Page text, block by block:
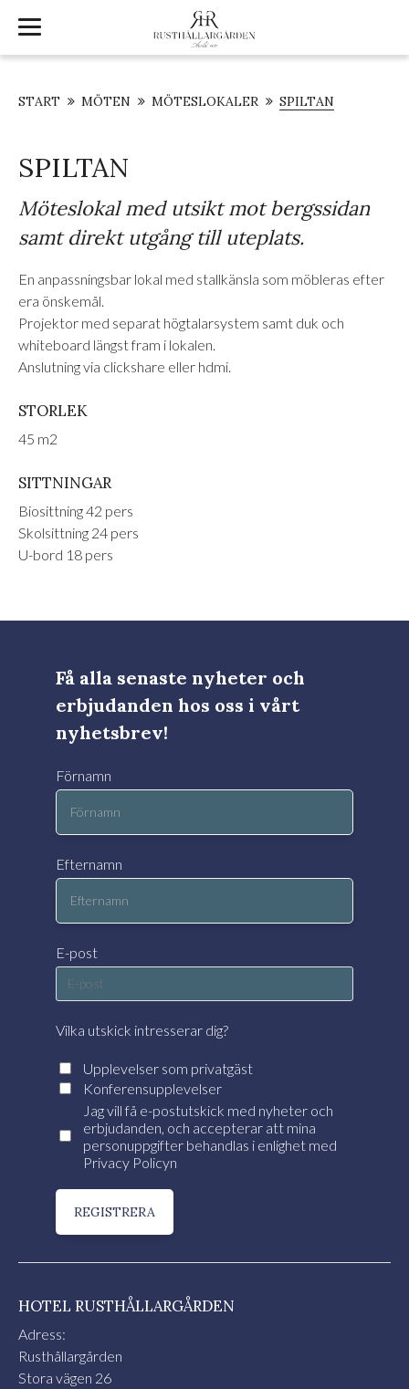
START MÖTEN MÖTESLOKALER SPILTAN
SPILTAN
Möteslokal med utsikt mot bergssidan
samt direkt utgång till uteplats.
En anpassningsbar lokal med stallkänsla som möbleras efter
era önskemål.
Projektor med separat högtalarsystem samt duk och
whiteboard längst fram i lokalen.
Anslutning via clickshare eller hdmi.
STORLEK
45 m2
SITTNINGAR
Biosittning 42 pers
Skolsittning 24 pers
U-bord 18 pers
Få alla senaste nyheter och
erbjudanden hos oss i vårt
nyhetsbrev!
Förnamn
Efternamn
E-post
Vilka utskick intresserar dig?
Upplevelser som privatgäst
Konferensupplevelser
Jag vill få e-postutskick med nyheter och
erbjudanden, och accepterar att mina
personuppgifter behandlas i enlighet med
Privacy Policyn
REGISTRERA
HOTEL RUSTHÅLLARGÅRDEN
Adress:
Rusthållargården
Stora vägen 26